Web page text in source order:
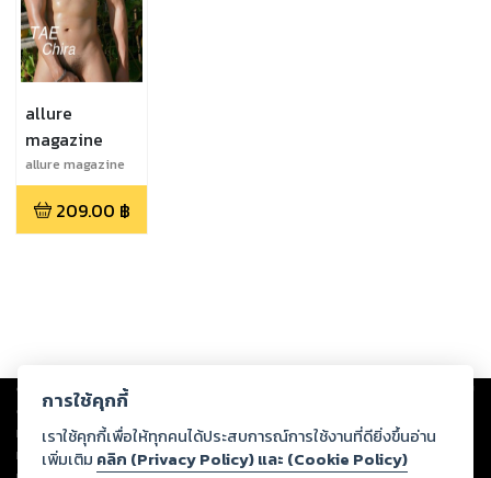
allure
magazine
allure magazine
01
209.00 ฿
Copyright © 2026
ต่อผลงานหรือเนื้อหาใดที่อัปโหลดผ่านเว็บไซต์และปรากฏว่าละเมิดสิทธิใน
ทรัพย์สินทางปัญญาของบุคคลอื่นหรือขัดต่อกฎหมายและศีลธรรม ดังนั้น ผู้อ่าน
ทุกท่านโปรดใช้วิจารณญาณในการกลั่นกรองด้วยตนเอง และหากท่านพบว่าส่วน
การใช้คุกกี้
เราใช้คุกกี้เพื่อให้ทุกคนได้ประสบการณ์การใช้งานที่ดียิ่งขึ้นอ่าน
เพิ่มเติม คลิก (Privacy Policy) และ (Cookie Policy)